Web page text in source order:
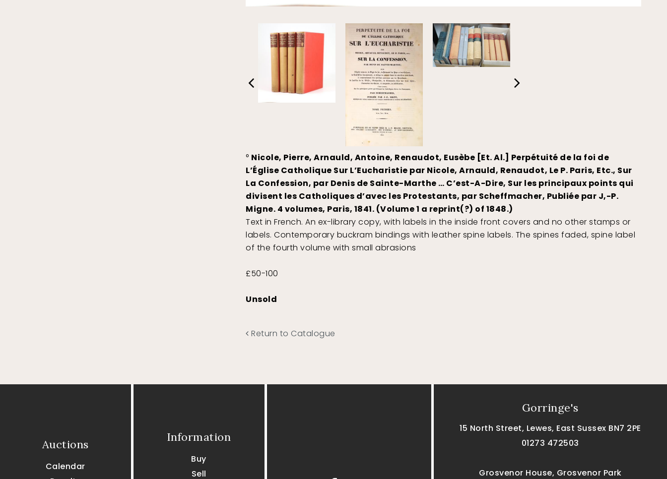
° Nicole, Pierre, Arnauld, Antoine, Renaudot, Eusèbe [Et. Al.] Perpétuité de la foi de
L’Église Catholique Sur L’Eucharistie par Nicole, Arnauld, Renaudot, Le P. Paris, Etc., Sur
La Confession, par Denis de Sainte-Marthe … C’est-A-Dire, Sur les principaux points qui
divisent les Catholiques d’avec les Protestants, par Scheffmacher, Publiée par J,-P.
Migne. 4 volumes, Paris, 1841. (Volume 1 a reprint(?) of 1848.)
Text in French. An ex-library copy, with labels in the inside front covers and no other stamps or
labels. Contemporary buckram bindings with leather spine labels. The spines faded, spine label
of the fourth volume with small abrasions
£50-100
Unsold
Return to Catalogue
Auctions
Calendar
Information
Buy
Sell
Gorringe's
15 North Street, Lewes, East Sussex BN7 2PE
01273 472503
Grosvenor House, Grosvenor Park